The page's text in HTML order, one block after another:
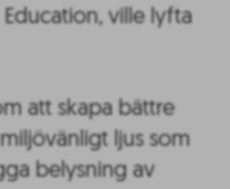
ville lyfta
att skapa bättre
ljus som
belysning av